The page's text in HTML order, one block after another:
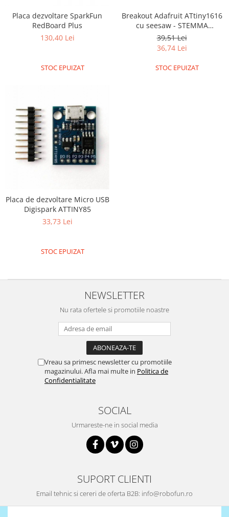
Placa dezvoltare SparkFun
RedBoard Plus
130,40 Lei
STOC EPUIZAT
Breakout Adafruit ATtiny1616
cu seesaw - STEMMA
QT/Qwiic
39,51 Lei
36,74 Lei
STOC EPUIZAT
Placa de dezvoltare Micro USB
Digispark ATTINY85
33,73 Lei
STOC EPUIZAT
NEWSLETTER
Nu rata ofertele si promotiile noastre
Vreau sa primesc newsletter cu promotiile
magazinului. Afla mai multe in Politica de
Confidentialitate
SOCIAL
Urmareste-ne in social media
SUPORT CLIENTI
Email tehnic si cereri de oferta B2B: info@robofun.ro